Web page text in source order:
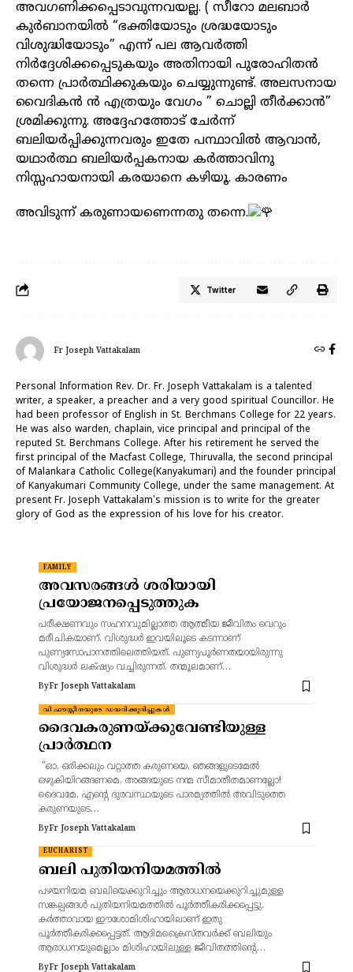
അവഗണിക്കപ്പെടാവുന്നവയല്ല. ( സീറോ മലബാർ
കുർബാനയിൽ “ഭക്തിയോടും ശ്രദ്ധയോടും
വിശുദ്ധിയോടും” എന്ന് പല ആവർത്തി
നിർദ്ദേശിക്കപ്പെടുകയും അതിനായി പുരോഹിതൻ
തന്നെ പ്രാർത്ഥിക്കുകയും ചെയ്യുന്നുണ്ട്. അലസനായ
വൈദികൻ ൻ എത്രയും വേഗം ” ചൊല്ലി തീർക്കാൻ”
ശ്രമിക്കുന്നു. അദ്ദേഹത്തോട് ചേർന്ന്
ബലിയർപ്പിക്കുന്നവരും ഇതേ പന്ഥാവിൽ ആവാൻ,
യഥാർത്ഥ ബലിയർപ്പകനായ കർത്താവിനു
നിസ്സഹായനായി കരയാനെ കഴിയൂ. കാരണം
അവിടുന്ന് കരുണായണെന്നതു തന്നെ.
Twitter
Fr Joseph Vattakalam
Personal Information Rev. Dr. Fr. Joseph Vattakalam is a talented
writer, a speaker, a preacher and a very good spiritual Councillor. He
had been professor of English in St. Berchmans College for 22 years.
He was also warden, chaplain, vice principal and principal of the
reputed St. Berchmans College. After his retirement he served the
first principal of the Macfast College, Thiruvalla, the second principal
of Malankara Catholic College(Kanyakumari) and the founder principal
of Kanyakumari Community College, under the same management. At
present Fr. Joseph Vattakalam's mission is to write for the greater
glory of God as the expression of his love for his creator.
FAMILY
അവസരങ്ങൾ ശരിയായി
പ്രയോജനപ്പെടുത്തുക
പരീക്ഷണവും സഹനവുമില്ലാത്ത ആത്മീയ ജീവിതം വെറും
മരീചികയാണ്. വിശുദ്ധർ ഇവയിലൂടെ കടന്നാണ്
പുണ്യസോപാനത്തിലെത്തിയത്. പുണ്യപൂർണതയായിരുന്നു
വിശുദ്ധർ ലക്‌ഷ്യം വച്ചിരുന്നത്. തന്മൂലമാണ്…
ByFr Joseph Vattakalam
വി.ഫൗസ്റ്റീനയുടെ ഡയറിക്കുറിപ്പുകൾ
ദൈവകരുണയ്ക്കുവേണ്ടിയുള്ള
പ്രാർത്ഥന
"ഓ, ഒരിക്കലും വറ്റാത്ത കരുണയെ, ഞങ്ങളുടെമേൽ
ഒഴുകിയിറങ്ങണമെ, അങ്ങയുടെ നന്മ സീമാതീതമാണല്ലോ!
ദൈവമേ, എന്റെ ദുരവസ്ഥയുടെ പാരമ്യത്തിൽ അവിടുത്തെ
കരുണയുടെ…
ByFr Joseph Vattakalam
EUCHARIST
ബലി പുതിയനിയമത്തിൽ
പഴയനിയമ ബലിയെക്കുറിച്ചും ആരാധനയെക്കുറിച്ചുമുള്ള
സങ്കല്പങ്ങൾ പുതിയനിയമത്തിൽ പൂർത്തീകരിക്കപ്പെട്ടു.
കർത്താവായ ഈശോമിശിഹായിലാണ് ഇതു
പൂർത്തീകരിക്കപ്പെട്ടത്. ആദിമക്രൈസ്തവർക്ക് ബലിയും
ആരാധനയുമെല്ലാം മിശിഹായിലുള്ള ജീവിതത്തിന്റെ…
ByFr Joseph Vattakalam